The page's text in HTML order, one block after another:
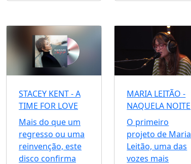
STACEY KENT - A
TIME FOR LOVE
Mais do que um
regresso ou uma
reinvenção, este
disco confirma
MARIA LEITÃO -
NAQUELA NOITE
O primeiro
projeto de Maria
Leitão, uma das
vozes mais